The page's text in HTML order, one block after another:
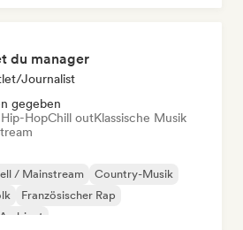
du manager
Journalist
gegeben
HopChill outKlassische Musik
/ Mainstream
Country-Musik
Französischer Rap
Ambient